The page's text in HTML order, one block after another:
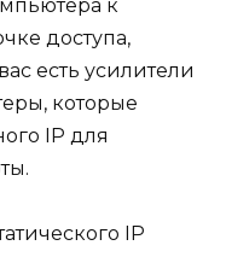
к
доступа,
есть усилители
которые
IP для
IP